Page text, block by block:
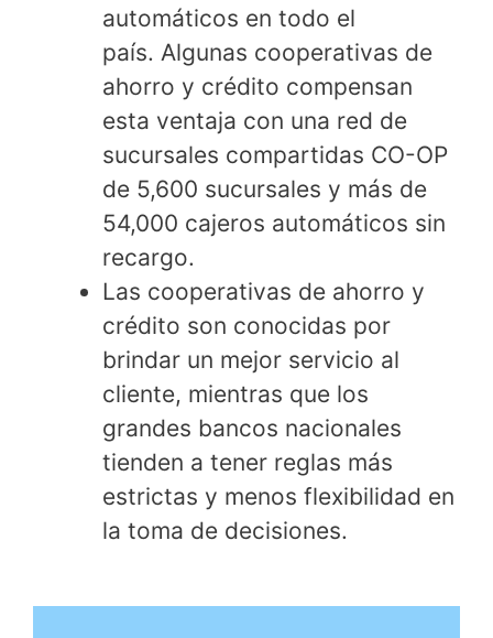
automáticos en todo el
país. Algunas cooperativas de
ahorro y crédito compensan
esta ventaja con una red de
sucursales compartidas CO-OP
de 5,600 sucursales y más de
54,000 cajeros automáticos sin
recargo.
Las cooperativas de ahorro y
crédito son conocidas por
brindar un mejor servicio al
cliente, mientras que los
grandes bancos nacionales
tienden a tener reglas más
estrictas y menos flexibilidad en
la toma de decisiones.